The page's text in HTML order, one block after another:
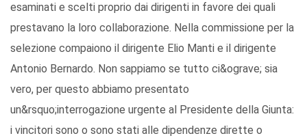
esaminati e scelti proprio dai dirigenti in favore dei quali
prestavano la loro collaborazione. Nella commissione per la
selezione compaiono il dirigente Elio Manti e il dirigente
Antonio Bernardo. Non sappiamo se tutto ci&ograve; sia
vero, per questo abbiamo presentato
un&rsquo;interrogazione urgente al Presidente della Giunta:
i vincitori sono o sono stati alle dipendenze dirette o